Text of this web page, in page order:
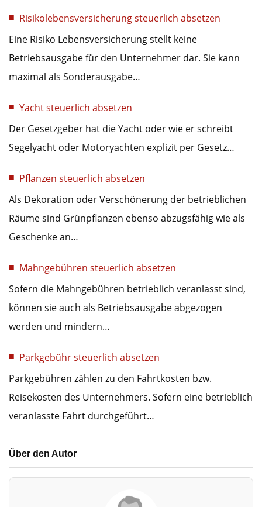
Risikolebensversicherung steuerlich absetzen
Eine Risiko Lebensversicherung stellt keine
Betriebsausgabe für den Unternehmer dar. Sie kann
maximal als Sonderausgabe…
Yacht steuerlich absetzen
Der Gesetzgeber hat die Yacht oder wie er schreibt
Segelyacht oder Motoryachten explizit per Gesetz…
Pflanzen steuerlich absetzen
Als Dekoration oder Verschönerung der betrieblichen
Räume sind Grünpflanzen ebenso abzugsfähig wie als
Geschenke an…
Mahngebühren steuerlich absetzen
Sofern die Mahngebühren betrieblich veranlasst sind,
können sie auch als Betriebsausgabe abgezogen
werden und mindern…
Parkgebühr steuerlich absetzen
Parkgebühren zählen zu den Fahrtkosten bzw.
Reisekosten des Unternehmers. Sofern eine betrieblich
veranlasste Fahrt durchgeführt…
Über den Autor